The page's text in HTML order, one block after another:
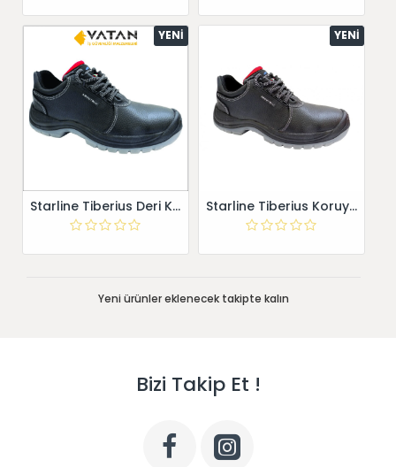
YENI
Starline Tiberius Deri Koruyucu İş Ayakkabısı
YENI
Starline Tiberius Koruyucu İş Güvenlik Ayakkabısı
Yeni ürünler eklenecek takipte kalın
Bizi Takip Et !